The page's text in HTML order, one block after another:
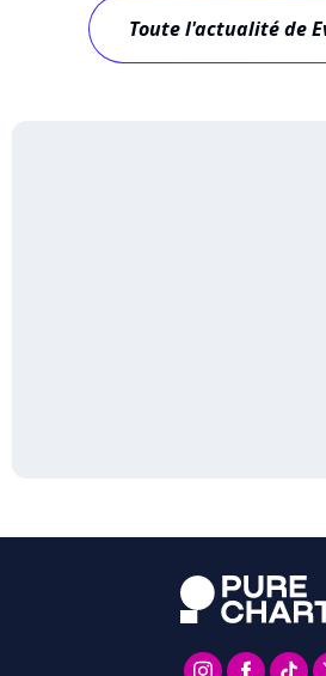
Toute l'actualité de